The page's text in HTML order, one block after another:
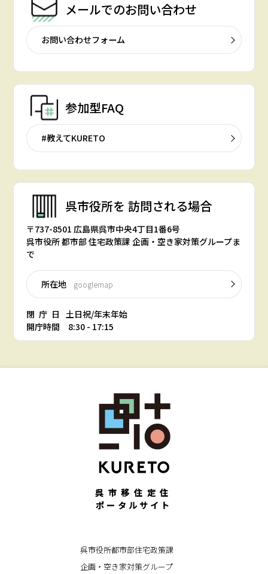
メールでのお問い合わせ
お問い合わせフォーム
参加型FAQ
#教えてKURETO
呉市役所を 訪問される場合
〒737-8501 広島県呉市中央4丁目1番6号
呉市役所 都市部 住宅政策課 企画・空き家対策グループま
で
所在地 googlemap
閉庁日
土日祝/年末年始
開庁時間 8:30 - 17:15
呉市移住定住
ポータルサイト
呉市役所都市部住宅政策課
企画・空き家対策グループ